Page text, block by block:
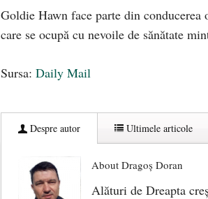
Goldie Hawn face parte din
care se ocupă cu nevoile de sănătate
Sursa: Daily Mail
Despre autor Ultimele articole
About Dragoș Doran
Alături de Dreapta